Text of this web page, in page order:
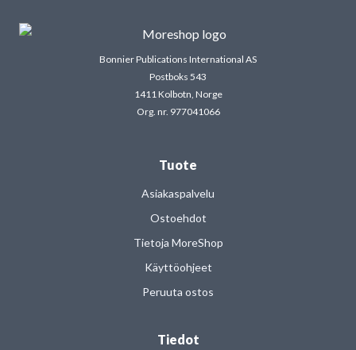
Bonnier Publications International AS
Postboks 543
1411 Kolbotn, Norge
Org. nr. 977041066
Tuote
Asiakaspalvelu
Ostoehdot
Tietoja MoreShop
Käyttöohjeet
Peruuta ostos
Tiedot